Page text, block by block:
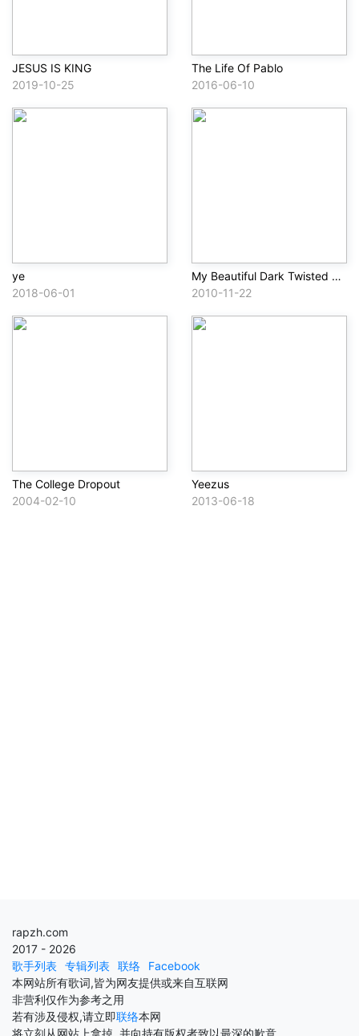
JESUS IS KING
2019-10-25
The Life Of Pablo
2016-06-10
ye
2018-06-01
My Beautiful Dark Twisted Fantasy
2010-11-22
The College Dropout
2004-02-10
Yeezus
2013-06-18
rapzh.com
2017 - 2026
歌手列表 专辑列表 联络
Facebook
本网站所有歌词,皆为网友提供或来自互联网
非营利仅作为参考之用
若有涉及侵权,请立即联络本网
将立刻从网站上拿掉, 并向持有版权者致以最深的歉意